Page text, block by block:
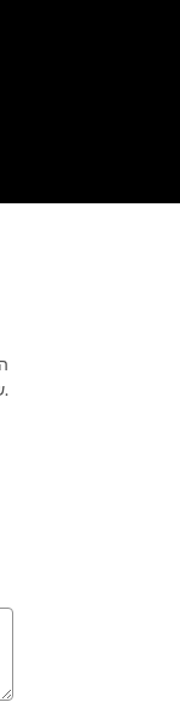
שעומד מאחורי החיסון לקורונה של חברת פייזר ועל האף די איי ועל הנסיון לצמצם את חופש הביטוי ברשתות החברתיות.